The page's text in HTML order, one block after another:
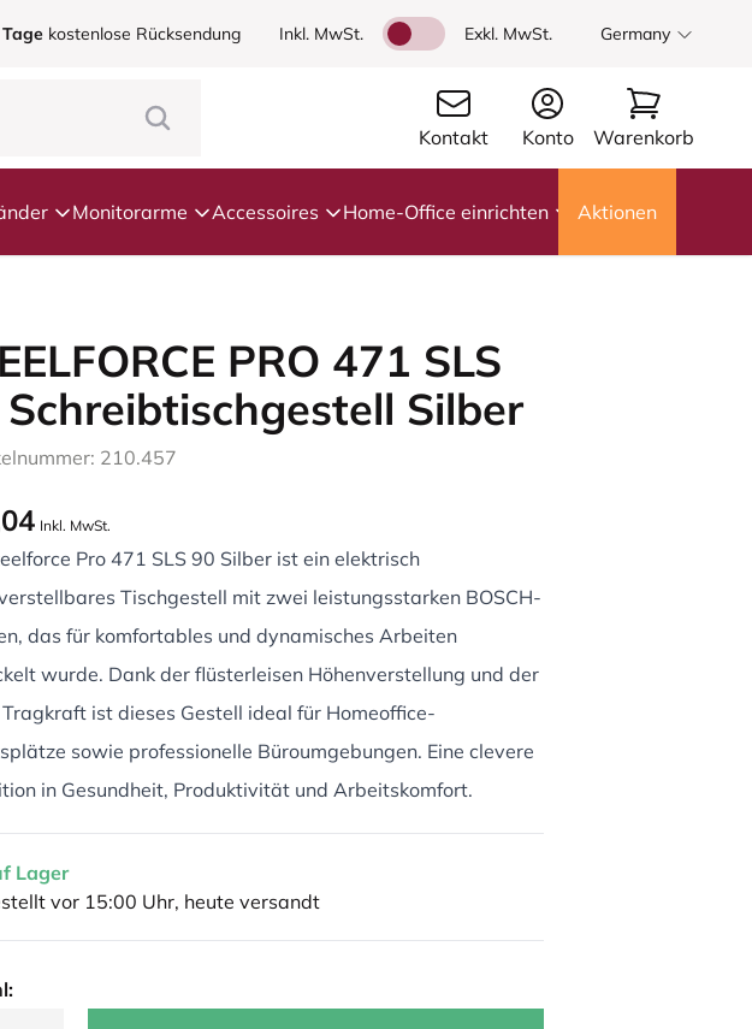
kostenlose Rücksendung Inkl. MwSt. Exkl. MwSt. Germany
Kontakt Konto Warenkorb
Monitorarme Accessoires Home-Office einrichten Aktionen
PRO 471 SLS
Silber
210.457
Inkl. MwSt.
Pro 471 SLS 90 Silber ist ein elektrisch
Tischgestell mit zwei leistungsstarken BOSCH-
das für komfortables und dynamisches Arbeiten
wurde. Dank der flüsterleisen Höhenverstellung und der
Tragkraft ist dieses Gestell ideal für Homeoffice-
sowie professionelle Büroumgebungen. Eine clevere
in Gesundheit, Produktivität und Arbeitskomfort.
Lager
vor 15:00 Uhr, heute versandt